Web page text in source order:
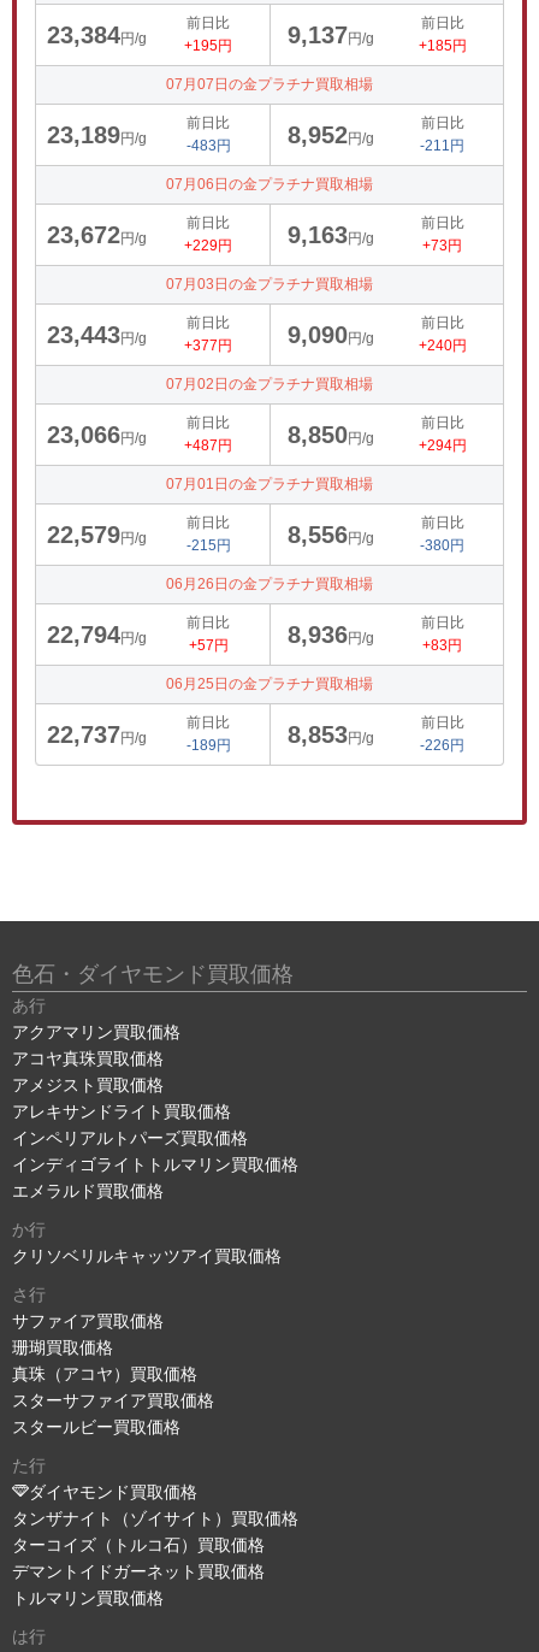
23,384円/g
前日比
+195円
9,137円/g
前日比
+185円
07月07日の金プラチナ買取相場
23,189円/g
前日比
-483円
8,952円/g
前日比
-211円
07月06日の金プラチナ買取相場
23,672円/g
前日比
+229円
9,163円/g
前日比
+73円
07月03日の金プラチナ買取相場
23,443円/g
前日比
+377円
9,090円/g
前日比
+240円
07月02日の金プラチナ買取相場
23,066円/g
前日比
+487円
8,850円/g
前日比
+294円
07月01日の金プラチナ買取相場
22,579円/g
前日比
-215円
8,556円/g
前日比
-380円
06月26日の金プラチナ買取相場
22,794円/g
前日比
+57円
8,936円/g
前日比
+83円
06月25日の金プラチナ買取相場
22,737円/g
前日比
-189円
8,853円/g
前日比
-226円
色石・ダイヤモンド買取価格
あ行
アクアマリン買取価格
アコヤ真珠買取価格
アメジスト買取価格
アレキサンドライト買取価格
インペリアルトパーズ買取価格
インディゴライトトルマリン買取価格
エメラルド買取価格
か行
クリソベリルキャッツアイ買取価格
さ行
サファイア買取価格
珊瑚買取価格
真珠（アコヤ）買取価格
スターサファイア買取価格
スタールビー買取価格
た行
ダイヤモンド買取価格
タンザナイト（ゾイサイト）買取価格
ターコイズ（トルコ石）買取価格
デマントイドガーネット買取価格
トルマリン買取価格
は行